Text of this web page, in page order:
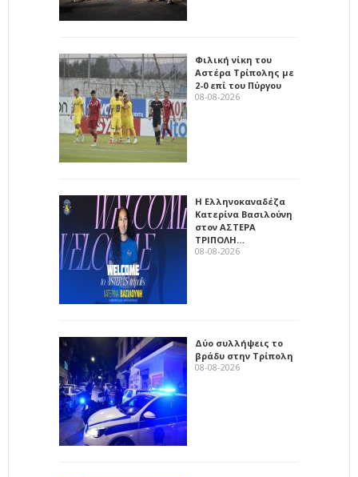
Φιλική νίκη του
Αστέρα Τρίπολης με
2-0 επί του Πύργου
08-08-2026
Η Ελληνοκαναδέζα
Κατερίνα Βασιλούνη
στον ΑΣΤΕΡΑ
ΤΡΙΠΟΛΗ…
08-08-2026
Δύο συλλήψεις το
βράδυ στην Τρίπολη
08-08-2026